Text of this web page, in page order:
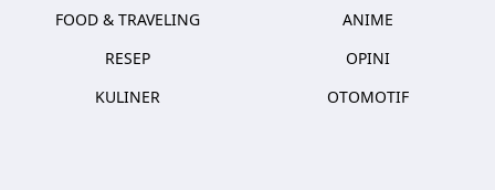
FOOD & TRAVELING
RESEP
KULINER
ANIME
OPINI
OTOMOTIF